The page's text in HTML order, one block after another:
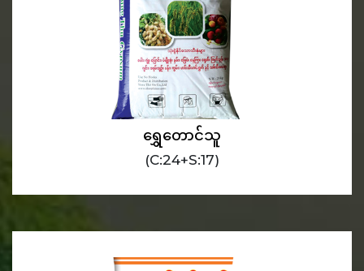
ရွှေတောင်သူ
(C:24+S:17)